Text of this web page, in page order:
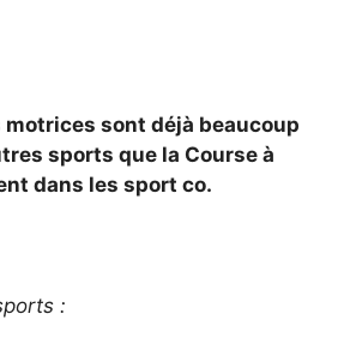
sont déjà beaucoup
sports que la Course à
dans les sport co.
: